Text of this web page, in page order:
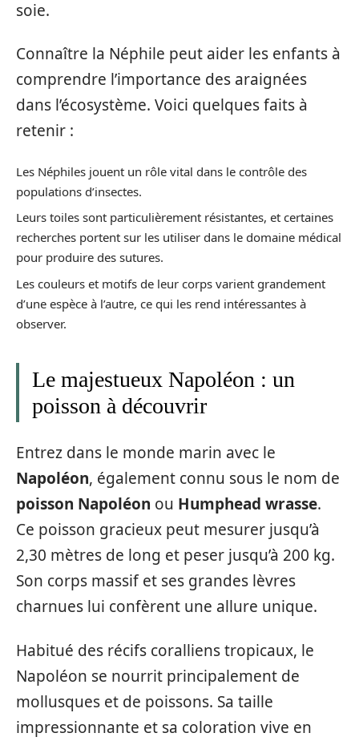
soie.
Connaître la Néphile peut aider les enfants à
comprendre l’importance des araignées
dans l’écosystème. Voici quelques faits à
retenir :
Les Néphiles jouent un rôle vital dans le contrôle des
populations d’insectes.
Leurs toiles sont particulièrement résistantes, et certaines
recherches portent sur les utiliser dans le domaine médical
pour produire des sutures.
Les couleurs et motifs de leur corps varient grandement
d’une espèce à l’autre, ce qui les rend intéressantes à
observer.
Le majestueux Napoléon : un
poisson à découvrir
Entrez dans le monde marin avec le
Napoléon, également connu sous le nom de
poisson Napoléon ou Humphead wrasse.
Ce poisson gracieux peut mesurer jusqu’à
2,30 mètres de long et peser jusqu’à 200 kg.
Son corps massif et ses grandes lèvres
charnues lui confèrent une allure unique.
Habitué des récifs coralliens tropicaux, le
Napoléon se nourrit principalement de
mollusques et de poissons. Sa taille
impressionnante et sa coloration vive en